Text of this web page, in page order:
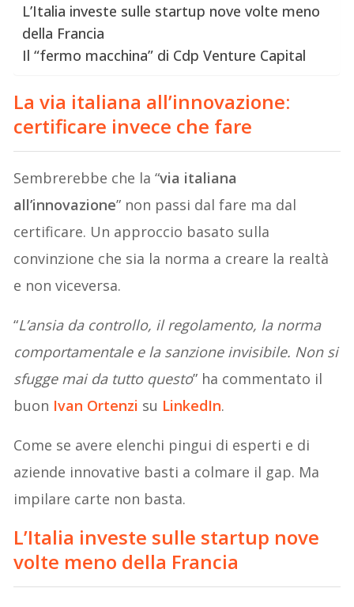
L’Italia investe sulle startup nove volte meno
della Francia
Il “fermo macchina” di Cdp Venture Capital
La via italiana all’innovazione:
certificare invece che fare
Sembrerebbe che la “via italiana
all’innovazione” non passi dal fare ma dal
certificare. Un approccio basato sulla
convinzione che sia la norma a creare la realtà
e non viceversa.
“L’ansia da controllo, il regolamento, la norma
comportamentale e la sanzione invisibile. Non si
sfugge mai da tutto questo” ha commentato il
buon Ivan Ortenzi su LinkedIn.
Come se avere elenchi pingui di esperti e di
aziende innovative basti a colmare il gap. Ma
impilare carte non basta.
L’Italia investe sulle startup nove
volte meno della Francia